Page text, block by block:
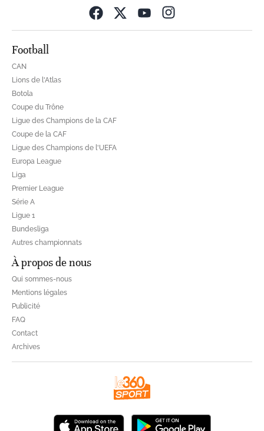
Football
CAN
Lions de l'Atlas
Botola
Coupe du Trône
Ligue des Champions de la CAF
Coupe de la CAF
Ligue des Champions de l'UEFA
Europa League
Liga
Premier League
Série A
Ligue 1
Bundesliga
Autres championnats
À propos de nous
Qui sommes-nous
Mentions légales
Publicité
FAQ
Contact
Archives